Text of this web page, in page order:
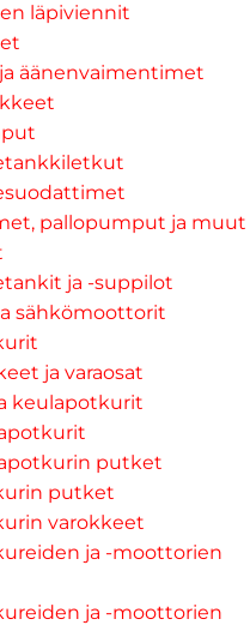
läpiviennit
äänenvaimentimet
pallopumput ja muut
ja -suppilot
sähkömoottorit
ja varaosat
keulapotkurit
putket
putket
varokkeet
ja -moottorien
ja -moottorien